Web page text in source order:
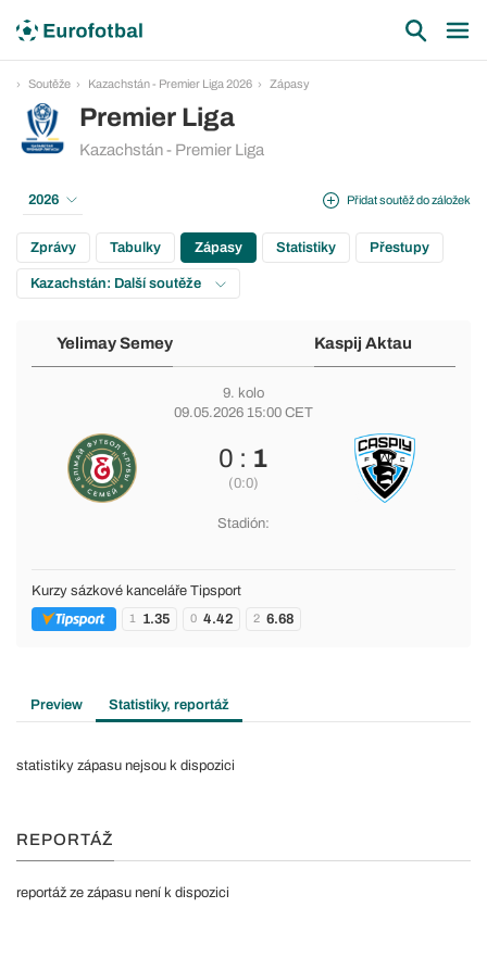
Soutěže Kazachstán - Premier Liga 2026 Zápasy
Premier Liga
Kazachstán - Premier Liga
Přidat soutěž do záložek
2026
Zprávy Tabulky Zápasy Statistiky Přestupy
Kazachstán: Další soutěže
Yelimay Semey Kaspij Aktau
9. kolo
09.05.2026 15:00 CET
0 : 1
(0:0)
Stadión:
Kurzy sázkové kanceláře Tipsport
1 1.35 0 4.42 2 6.68
Preview Statistiky, reportáž
statistiky zápasu nejsou k dispozici
REPORTÁŽ
reportáž ze zápasu není k dispozici